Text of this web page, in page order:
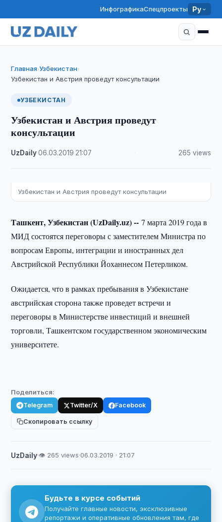
ИнфографикаСпецпроекты Ру
Главная›Узбекистан›
Узбекистан и Австрия проведут консультации
УЗБЕКИСТАН
Узбекистан и Австрия проведут
консультации
UzDaily·06.03.2019 21:07 265 views
Узбекистан и Австрия проведут консультации
Ташкент, Узбекистан (UzDaily.uz) --7 марта 2019 года в
МИД состоятся переговоры с заместителем Министра по
вопросам Европы, интеграции и иностранных дел
Австрийской Республики Йоханнесом Петерликом.
Ожидается, что в рамках пребывания в Узбекистане
австрийская сторона также проведет встречи и
переговоры в Министерстве инвестиций и внешней
торговли, Ташкентском государственном экономическим
университете.
Поделиться:
Telegram Twitter/X Facebook
Скопировать ссылку
UzDaily·👁 265 views·06.03.2019 · 21:07
Будьте в курсе событий
Получайте главные новости, эксклюзивные
репортажи и оперативные обновления там, где